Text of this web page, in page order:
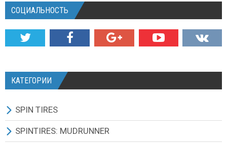
СОЦИАЛЬНОСТЬ
КАТЕГОРИИ
SPIN TIRES
СКАЧАТЬ ИГРУ
SPINTIRES: MUDRUNNER